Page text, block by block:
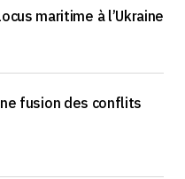
maritime à l’Ukraine
fusion des conflits